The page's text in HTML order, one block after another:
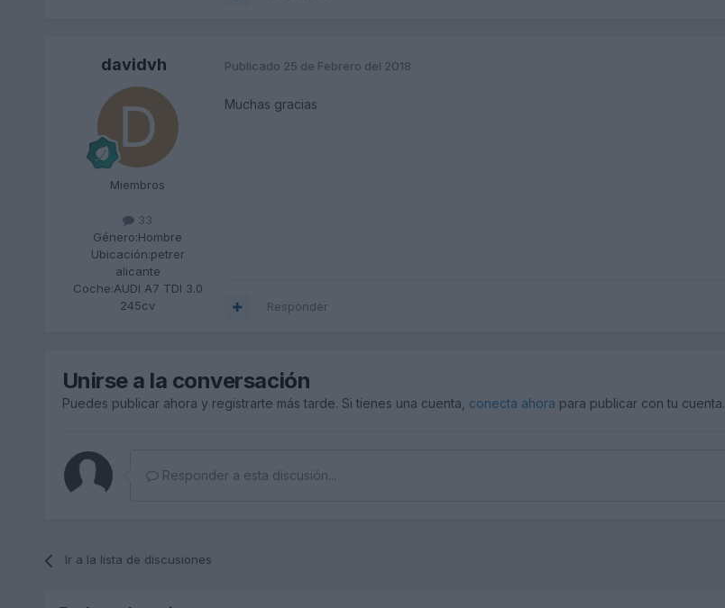
davidvh
Miembros
33
Género:Hombre
Ubicación:petrer
alicante
Coche:AUDI A7 TDI 3.0
245cv
Publicado 25 de Febrero del 2018
Muchas gracias
Responder
Unirse a la conversación
Puedes publicar ahora y registrarte más tarde. Si tienes una cuenta, conecta ahora para publicar con tu cuenta.
Responder a esta discusión...
Ir a la lista de discusiones